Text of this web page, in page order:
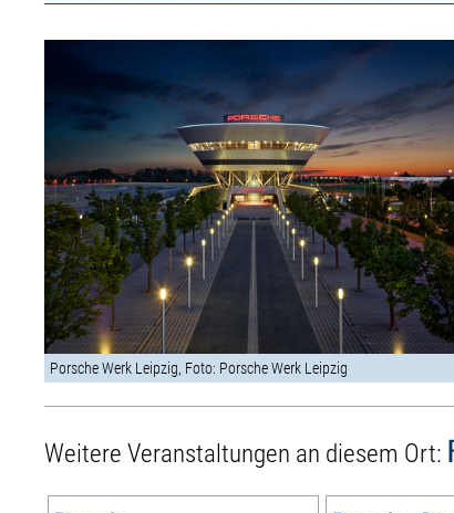
Porsche Werk Leipzig, Foto: Porsche Werk Leipzig
Weitere Veranstaltungen an diesem Ort: